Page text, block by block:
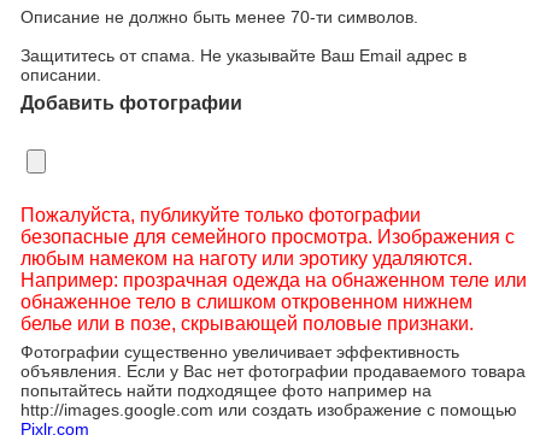
Описание не должно быть менее 70-ти символов.
Защититесь от спама. Не указывайте Ваш Email адрес в
описании.
Добавить фотографии
Пожалуйста, публикуйте только фотографии
безопасные для семейного просмотра. Изображения с
любым намеком на наготу или эротику удаляются.
Например: прозрачная одежда на обнаженном теле или
обнаженное тело в слишком откровенном нижнем
белье или в позе, скрывающей половые признаки.
Фотографии существенно увеличивает эффективность
объявления. Если у Вас нет фотографии продаваемого товара
попытайтесь найти подходящее фото например на
http://images.google.com или создать изображение с помощью
Pixlr.com